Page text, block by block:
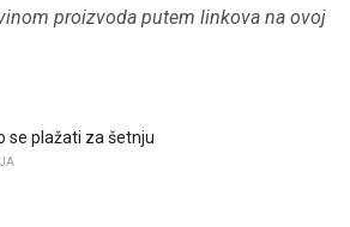
proizvoda putem linkova na ovoj
se plažati za šetnju